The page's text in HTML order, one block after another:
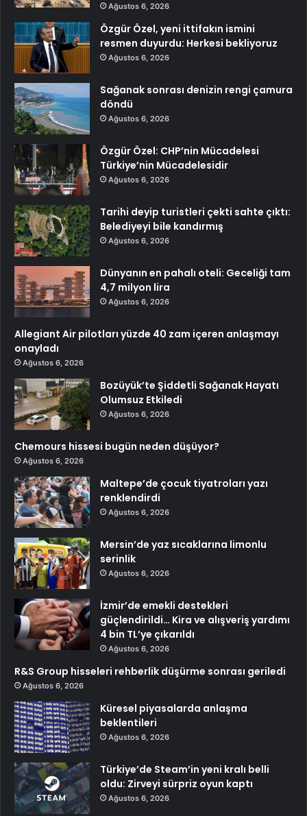
Ağustos 6, 2026
Özgür Özel, yeni ittifakın ismini
resmen duyurdu: Herkesi bekliyoruz
Ağustos 6, 2026
Sağanak sonrası denizin rengi çamura
döndü
Ağustos 6, 2026
Özgür Özel: CHP’nin Mücadelesi
Türkiye’nin Mücadelesidir
Ağustos 6, 2026
Tarihi deyip turistleri çekti sahte çıktı:
Belediyeyi bile kandırmış
Ağustos 6, 2026
Dünyanın en pahalı oteli: Geceliği tam
4,7 milyon lira
Ağustos 6, 2026
Allegiant Air pilotları yüzde 40 zam içeren anlaşmayı
onayladı
Ağustos 6, 2026
Bozüyük’te Şiddetli Sağanak Hayatı
Olumsuz Etkiledi
Ağustos 6, 2026
Chemours hissesi bugün neden düşüyor?
Ağustos 6, 2026
Maltepe’de çocuk tiyatroları yazı
renklendirdi
Ağustos 6, 2026
Mersin’de yaz sıcaklarına limonlu
serinlik
Ağustos 6, 2026
İzmir’de emekli destekleri
güçlendirildi… Kira ve alışveriş yardımı
4 bin TL’ye çıkarıldı
Ağustos 6, 2026
R&S Group hisseleri rehberlik düşürme sonrası geriledi
Ağustos 6, 2026
Küresel piyasalarda anlaşma
beklentileri
Ağustos 6, 2026
Türkiye’de Steam’in yeni kralı belli
oldu: Zirveyi sürpriz oyun kaptı
Ağustos 6, 2026